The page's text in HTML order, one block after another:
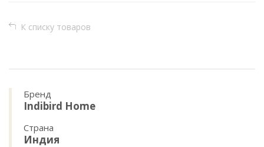
К списку товаров
Бренд
Indibird Home
Страна
Индия